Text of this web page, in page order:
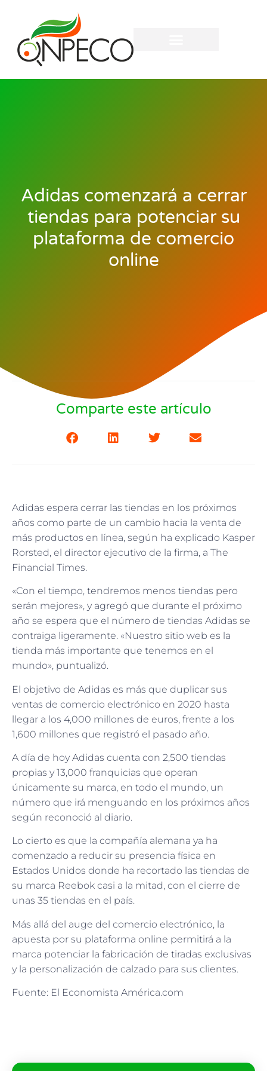
Adidas comenzará a cerrar
tiendas para potenciar su
plataforma de comercio
online
Comparte este artículo
Adidas espera cerrar las tiendas en los próximos
años como parte de un cambio hacia la venta de
más productos en línea, según ha explicado Kasper
Rorsted, el director ejecutivo de la firma, a The
Financial Times.
«Con el tiempo, tendremos menos tiendas pero
serán mejores», y agregó que durante el próximo
año se espera que el número de tiendas Adidas se
contraiga ligeramente. «Nuestro sitio web es la
tienda más importante que tenemos en el
mundo», puntualizó.
El objetivo de Adidas es más que duplicar sus
ventas de comercio electrónico en 2020 hasta
llegar a los 4,000 millones de euros, frente a los
1,600 millones que registró el pasado año.
A día de hoy Adidas cuenta con 2,500 tiendas
propias y 13,000 franquicias que operan
únicamente su marca, en todo el mundo, un
número que irá menguando en los próximos años
según reconoció al diario.
Lo cierto es que la compañía alemana ya ha
comenzado a reducir su presencia física en
Estados Unidos donde ha recortado las tiendas de
su marca Reebok casi a la mitad, con el cierre de
unas 35 tiendas en el país.
Más allá del auge del comercio electrónico, la
apuesta por su plataforma online permitirá a la
marca potenciar la fabricación de tiradas exclusivas
y la personalización de calzado para sus clientes.
Fuente: El Economista América.com